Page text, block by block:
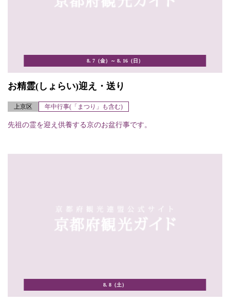
8. 7（金）～ 8. 16（日）
お精霊(しょらい)迎え・送り
上京区 年中行事(「まつり」も含む)
先祖の霊を迎え供養する京のお盆行事です。
8. 8（土）